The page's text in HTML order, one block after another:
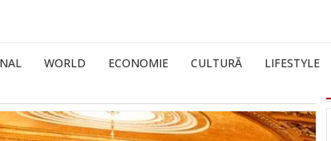
WORLD ECONOMIE CULTURĂ LIFESTYLE